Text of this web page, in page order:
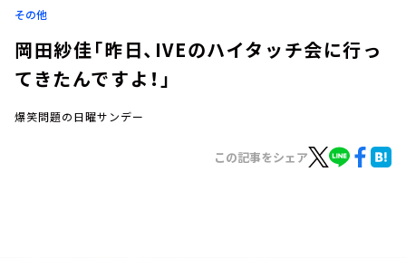
その他
岡田紗佳「昨日、IVEのハイタッチ会に行っ
てきたんですよ！」
爆笑問題の日曜サンデー
この記事をシェア